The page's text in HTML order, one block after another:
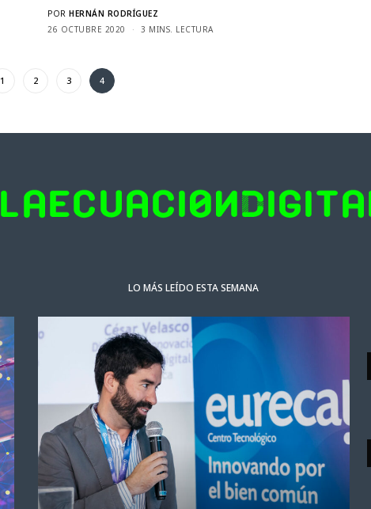
POR HERNÁN RODRÍGUEZ
26 OCTUBRE 2020
3 MINS. LECTURA
1 2 3 4
NOTICIAS DESTACADAS
Ericsson y LG Uplus llevan la IA por
voz a la red
5 AGOSTO 2026 4 MINS. LECTURA
LO MÁS LEÍDO ESTA SEMANA